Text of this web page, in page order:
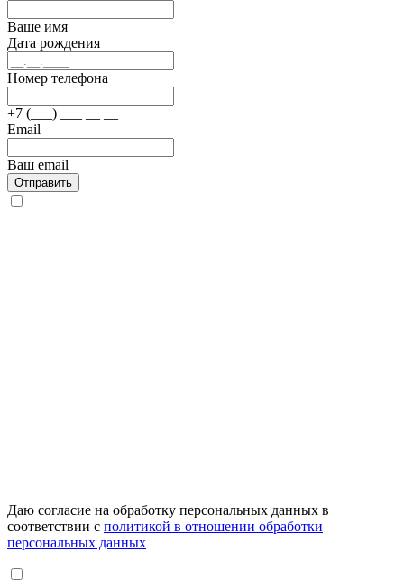
Ваше имя
Дата рождения
Номер телефона
+7 (___) ___ __ __
Email
Ваш email
Отправить
Даю согласие на обработку персональных данных в
соответствии с политикой в отношении обработки
персональных данных